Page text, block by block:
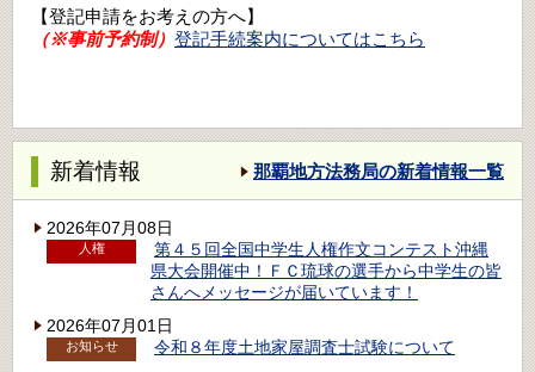
【登記申請をお考えの方へ】
（※事前予約制） 登記手続案内についてはこちら
那覇地方法務局の新着情報一覧
新着情報
2026年07月08日
人権
第４５回全国中学生人権作文コンテスト沖縄
県大会開催中！ＦＣ琉球の選手から中学生の皆
さんへメッセージが届いています！
2026年07月01日
お知らせ
令和８年度土地家屋調査士試験について